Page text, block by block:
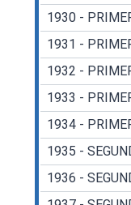
1930 -
1931 -
1932 -
1933 -
1934 -
1935 -
1936 -